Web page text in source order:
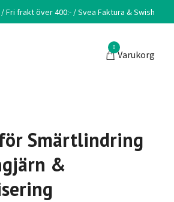
Fri frakt över 400:- / Svea Faktura & Swish
0
Varukorg
Smärtlindring
&